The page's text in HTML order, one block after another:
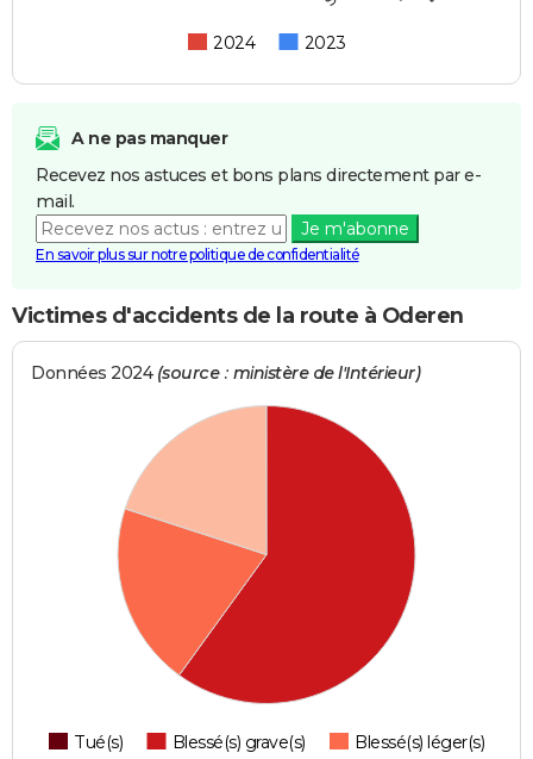
2024 2023
A ne pas manquer
Recevez nos astuces et bons plans directement par e-
mail.
Je m'abonne
En savoir plus sur notre politique de confidentialité
Victimes d'accidents de la route à Oderen
Données 2024 (source : ministère de l'Intérieur)
Tué(s) Blessé(s) grave(s)
Blessé(s) léger(s)